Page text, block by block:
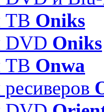
ТВ Oniks
DVD Oniks
ТВ Onwa